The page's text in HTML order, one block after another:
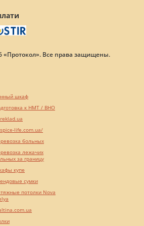
«Протокол». Все права защищены.
шкаф
к НМТ / ВНО
life.com.ua/
больных
лежачих
за границу
купе
сумки
потолки Nova